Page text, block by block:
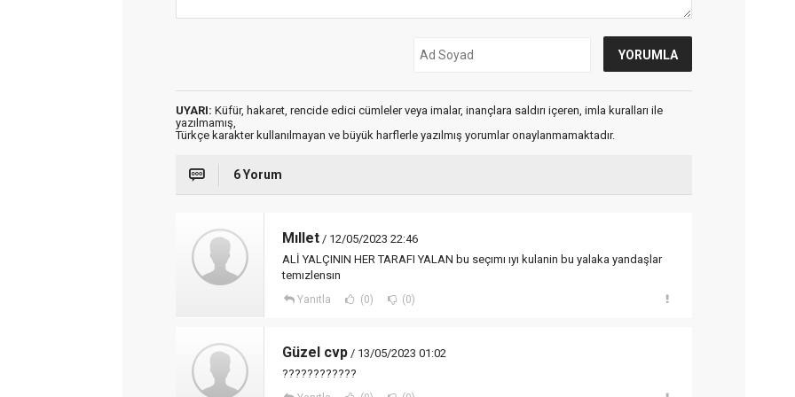
UYARI: Küfür, hakaret, rencide edici cümleler veya imalar, inançlara saldırı içeren, imla kuralları ile
yazılmamış,
Türkçe karakter kullanılmayan ve büyük harflerle yazılmış yorumlar onaylanmamaktadır.
6 Yorum
Mıllet / 12/05/2023 22:46
ALİ YALÇININ HER TARAFI YALAN bu seçımı ıyı kulanin bu yalaka yandaşlar
temızlensın
Yanıtla (0) (0)
Güzel cvp / 13/05/2023 01:02
????????????